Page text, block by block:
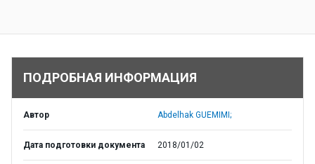
ПОДРОБНАЯ ИНФОРМАЦИЯ
Автор Abdelhak GUEMIMI;
Дата подготовки документа 2018/01/02